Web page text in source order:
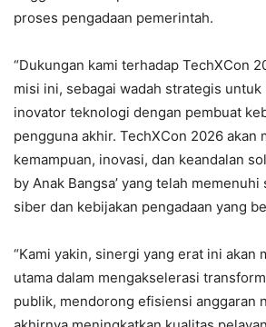
proses pengadaan pemerintah.
“Dukungan kami terhadap TechXCon
misi ini, sebagai wadah strategis
inovator teknologi dengan pembuat
pengguna akhir. TechXCon 2026 akan
kemampuan, inovasi, dan keandalan
by Anak Bangsa’ yang telah memenuhi
siber dan kebijakan pengadaan yang
“Kami yakin, sinergi yang erat ini akan
utama dalam mengakselerasi
publik, mendorong efisiensi anggaran